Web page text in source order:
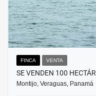
FINCA VENTA
SE VENDEN 100
Montijo, Veraguas, Panamá